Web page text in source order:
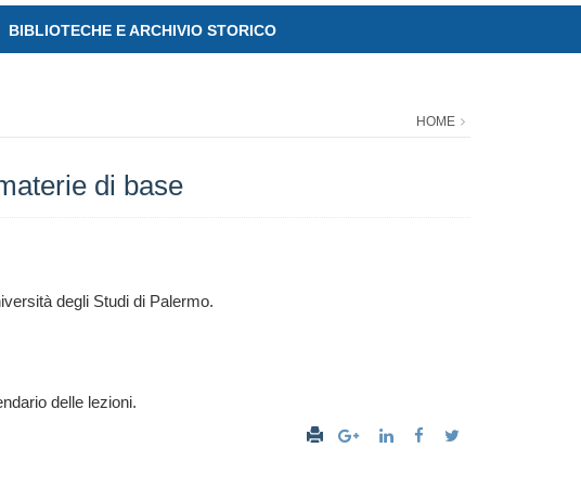
BIBLIOTECHE E ARCHIVIO STORICO
HOME
di base
degli Studi di Palermo.
delle lezioni.